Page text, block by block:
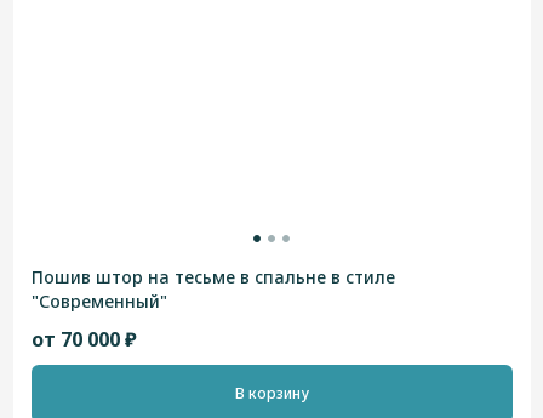
Пошив штор на тесьме в спальне в стиле
"Современный"
от 70 000 ₽
В корзину